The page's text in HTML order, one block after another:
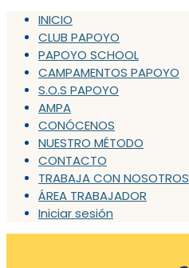
INICIO
CLUB PAPOYO
PAPOYO SCHOOL
CAMPAMENTOS PAPOYO
S.O.S PAPOYO
AMPA
CONÓCENOS
NUESTRO MÉTODO
CONTACTO
TRABAJA CON NOSOTROS
ÁREA TRABAJADOR
Iniciar sesión